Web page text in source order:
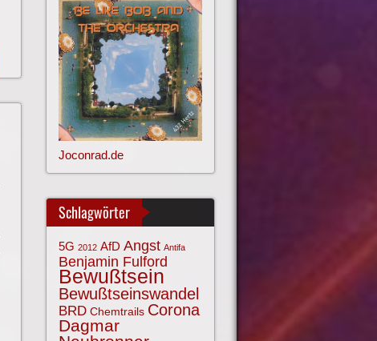
Joconrad.de
Schlagwörter
5G 2012 AfD Angst Antifa
Benjamin Fulford
Bewußtsein
Bewußtseinswandel
BRD Chemtrails Corona
Dagmar